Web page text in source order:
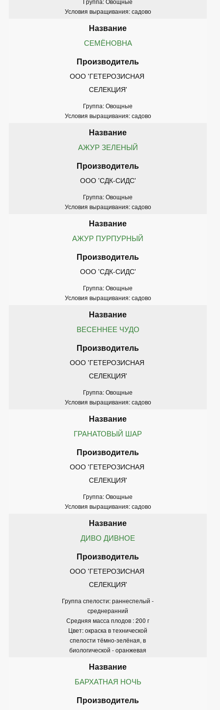
Условия выращивания: садово
СЕМЁНОВНА
ООО 'ГЕТЕРОЗИСНАЯ
СЕЛЕКЦИЯ'
Группа: Овощные
Условия выращивания: садово
АЖУР ЗЕЛЕНЫЙ
ООО 'СДК-СИДС'
Группа: Овощные
Условия выращивания: садово
АЖУР ПУРПУРНЫЙ
ООО 'СДК-СИДС'
Группа: Овощные
Условия выращивания: садово
ВЕСЕННЕЕ ЧУДО
ООО 'ГЕТЕРОЗИСНАЯ
СЕЛЕКЦИЯ'
Группа: Овощные
Условия выращивания: садово
ГРАНАТОВЫЙ ШАР
ООО 'ГЕТЕРОЗИСНАЯ
СЕЛЕКЦИЯ'
Группа: Овощные
Условия выращивания: садово
ДИВО ДИВНОЕ
ООО 'ГЕТЕРОЗИСНАЯ
СЕЛЕКЦИЯ'
Группа спелости: раннеспелый -
среднеранний
Средняя масса плодов : 200 г
Цвет: окраска в технической
спелости тёмно-зелёная, в
биологической - оранжевая
БАРХАТНАЯ НОЧЬ